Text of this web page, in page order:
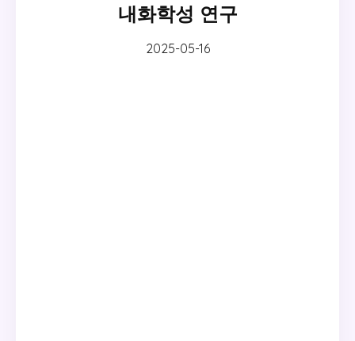
내화학성 연구
2025-05-16